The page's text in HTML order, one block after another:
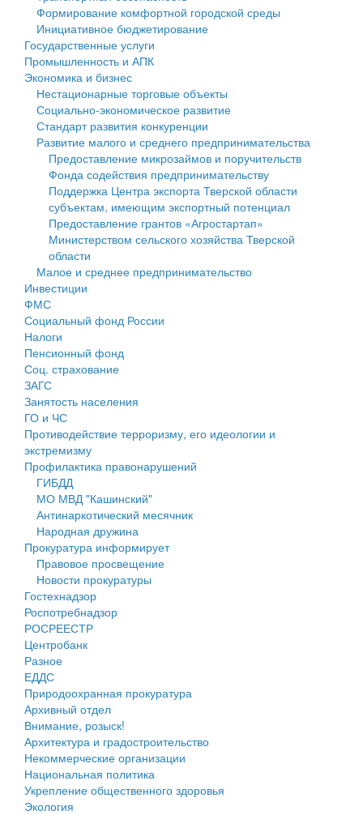
Государственные услуги
Промышленность и АПК
Экономика и бизнес
Символика
Устав
Гостям округа
Туризм
Культура
Образование
Здравоохранение
Социальная защита
Фотоальбом
муниципального округа Тверской области
Администрация Кашинского муниципального округа
Тверской области
Управление сельскими территориями
Открытые данные
Работа с обращениями граждан
Муниципальный контроль
Муниципальные услуги
Проекты административных регламентов
Антимонопольный комплаенс
Противодействие коррупции
Финансовое управление
Бюджет для граждан
Имущество
Выявление правообладателей ранее учтенных
объектов недвижимости
Имущественная поддержка субъектов малого и
среднего предпринимательства
Информационная поддержка субъектов малого и
среднего предпринимательства
Муниципальные программы
Контрольно-счетная палата
Персональные данные
Оценка регулирующего воздействия
Деятельность МУ
Нормативы градостроительного проектирования
Правила землепользования и застройки
Генеральные планы
Проекты планировки территории
Собрание депутатов
Городское поселение
Сельские поселения
Формирование комфортной городской среды
Инициативное бюджетирование
Государственные услуги
Промышленность и АПК
Экономика и бизнес
Нестационарные торговые объекты
Социально-экономическое развитие
Стандарт развития конкуренции
Развитие малого и среднего предпринимательства
Предоставление микрозаймов и поручительств
Фонда содействия предпринимательству
Поддержка Центра экспорта Тверской области
субъектам, имеющим экспортный потенциал
Предоставление грантов «Агростартап»
Министерством сельского хозяйства Тверской
области
Малое и среднее предпринимательство
Инвестиции
ФМС
Социальный фонд России
Налоги
Пенсионный фонд
Соц. страхование
ЗАГС
Занятость населения
ГО и ЧС
Противодействие терроризму, его идеологии и
экстремизму
Профилактика правонарушений
ГИБДД
МО МВД "Кашинский"
Антинаркотический месячник
Народная дружина
Прокуратура информирует
Правовое просвещение
Новости прокуратуры
Гостехнадзор
Роспотребнадзор
РОСРЕЕСТР
Центробанк
Разное
ЕДДС
Природоохранная прокуратура
Архивный отдел
Внимание, розыск!
Архитектура и градостроительство
Некоммерческие организации
Национальная политика
Укрепление общественного здоровья
Экология